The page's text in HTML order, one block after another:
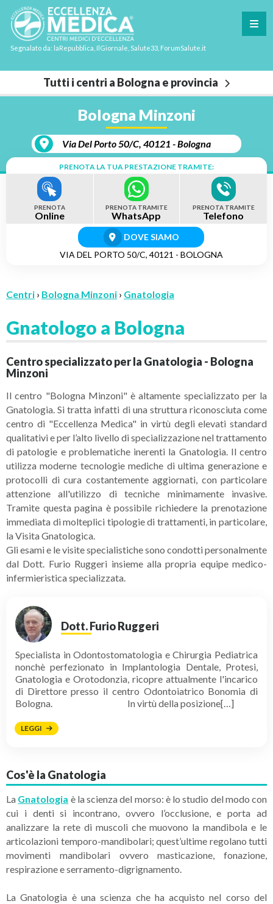
Segnalato da: laRepubblica, IlGiornale, Salute33, ForumSalute.it
Tutti i centri a Bologna e provincia
Bologna Minzoni
Via Del Porto 50/C, 40121 - Bologna
PRENOTA LA TUA PRESTAZIONE TRAMITE:
PRENOTA
Online
PRENOTA TRAMITE
WhatsApp
PRENOTA TRAMITE
Telefono
DOVE SIAMO
VIA DEL PORTO 50/C, 40121 - BOLOGNA
Centri › Bologna Minzoni › Gnatologia
Gnatologo a Bologna
Centro specializzato per la Gnatologia - Bologna
Minzoni
Il centro "Bologna Minzoni" è altamente specializzato per la
Gnatologia. Si tratta infatti di una struttura riconosciuta come
centro di "Eccellenza Medica" in virtù degli elevati standard
qualitativi e per l’alto livello di specializzazione nel trattamento
di patologie e problematiche inerenti la Gnatologia. Il centro
utilizza moderne tecnologie mediche di ultima generazione e
protocolli di cura costantemente aggiornati, con particolare
attenzione all'utilizzo di tecniche minimamente invasive.
Tramite questa pagina è possibile richiedere la prenotazione
immediata di molteplici tipologie di trattamenti, in particolare,
la Visita Gnatologica.
Gli esami e le visite specialistiche sono condotti personalmente
dal Dott. Furio Ruggeri insieme alla propria equipe medico-
infermieristica specializzata.
Dott. Furio Ruggeri
Specialista in Odontostomatologia e Chirurgia Pediatrica
nonchè perfezionato in Implantologia Dentale, Protesi,
Gnatologia e Orotodonzia, ricopre attualmente l'incarico
di Direttore presso il centro Odontoiatrico Bonomia di
Bologna. In virtù della posizione[…]
LEGGI
Cos'è la Gnatologia
La Gnatologia è la scienza del morso: è lo studio del modo con
cui i denti si incontrano, ovvero l’occlusione, e porta ad
analizzare la rete di muscoli che muovono la mandibola e le
articolazioni temporo-mandibolari; quest’ultime regolano tutti
movimenti mandibolari ovvero masticazione, fonazione,
respirazione e serramento-digrignamento.
La Gnatologia è una scienza che ha acquisto nel corso del